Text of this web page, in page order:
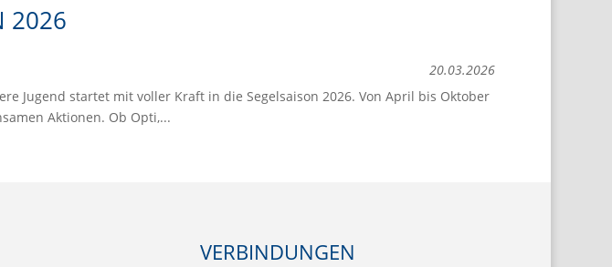
2026
20.03.2026
Jugend startet mit voller Kraft in die Segelsaison 2026. Von April bis Oktober
Aktionen. Ob Opti,...
VERBINDUNGEN